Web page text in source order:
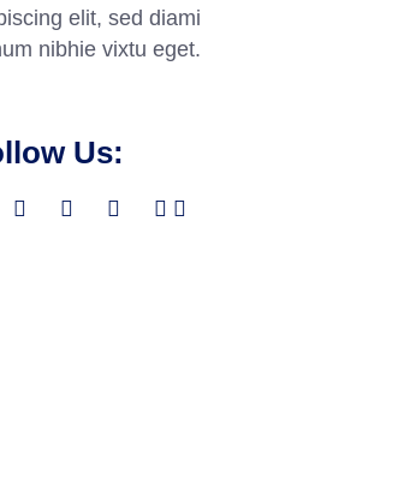
elit, sed diami
nibhie vixtu eget.
Us: